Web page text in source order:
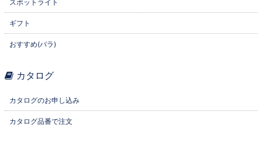
スポットライト
ギフト
おすすめ(バラ)
カタログ
カタログのお申し込み
カタログ品番で注文